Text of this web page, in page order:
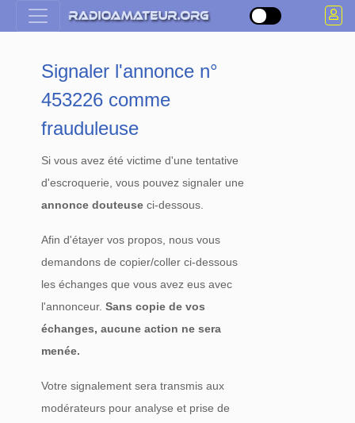
Signaler l'annonce n°
453226 comme
frauduleuse
Si vous avez été victime d'une tentative
d'escroquerie, vous pouvez signaler une
annonce douteuse ci-dessous.
Afin d'étayer vos propos, nous vous
demandons de copier/coller ci-dessous
les échanges que vous avez eus avec
l'annonceur.Sans copie de vos
échanges, aucune action ne sera
menée.
Votre signalement sera transmis aux
modérateurs pour analyse et prise de